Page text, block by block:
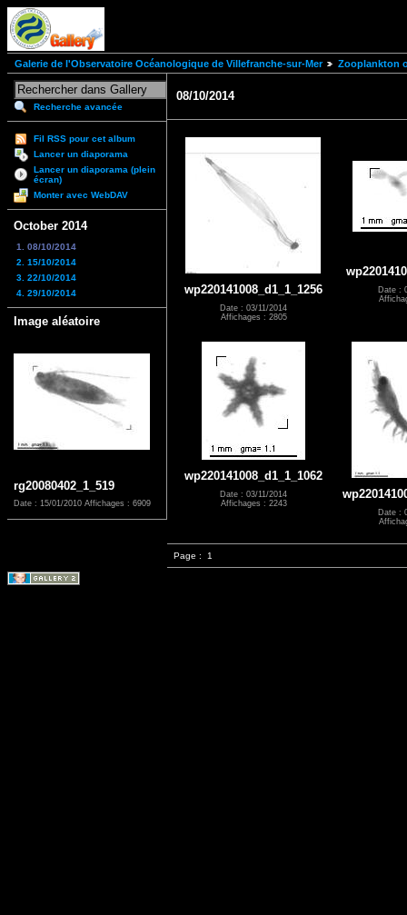
Galerie de l'Observatoire Océanologique de Villefranche-sur-Mer Zooplankton
Recherche avancée
Fil RSS pour cet album
Lancer un diaporama
Lancer un diaporama (plein
écran)
Monter avec WebDAV
October 2014
1. 08/10/2014
2. 15/10/2014
3. 22/10/2014
4. 29/10/2014
Image aléatoire
rg20080402_1_519
Date : 15/01/2010 Affichages : 6909
08/10/2014
wp220141008_d1_1_1256
Date : 03/11/2014
Affichages : 2805
Date :
wp220141008_d1_1_1062
Date : 03/11/2014
Affichages : 2243
Date :
Page : 1